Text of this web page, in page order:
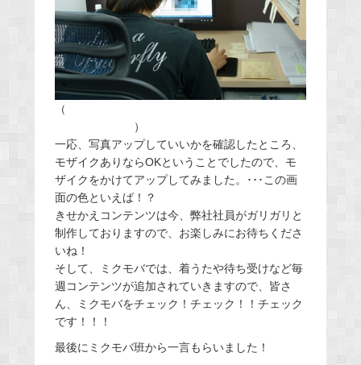
（
）
一応、写真アップしていいかを確認したところ、
モザイクありならOKということでしたので、モ
ザイクをかけてアップしてみました。･･･この画
面の色といえば！？
きせかえコンテンツは今、弊社社員がガリガリと
制作しておりますので、お楽しみにお待ちくださ
いね！
そして、ミクモバでは、着うたや待ち受けなど毎
週コンテンツが追加されていきますので、皆さ
ん、ミクモバをチェック！チェック！！チェック
です！！！
最後にミクモバ班から一言もらいました！